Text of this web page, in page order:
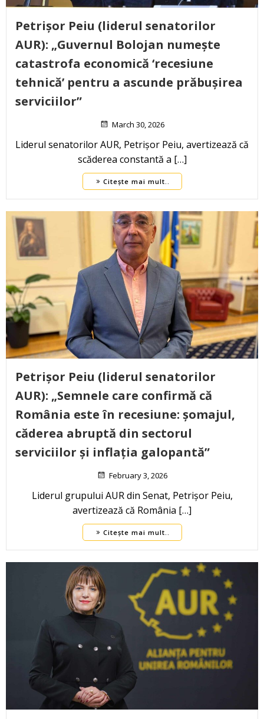
Petrișor Peiu (liderul senatorilor
AUR): „Guvernul Bolojan numește
catastrofa economică ‘recesiune
tehnică’ pentru a ascunde prăbușirea
serviciilor”
March 30, 2026
Liderul senatorilor AUR, Petrișor Peiu, avertizează că
scăderea constantă a […]
Citește mai mult..
Petrișor Peiu (liderul senatorilor
AUR): „Semnele care confirmă că
România este în recesiune: șomajul,
căderea abruptă din sectorul
serviciilor și inflația galopantă”
February 3, 2026
Liderul grupului AUR din Senat, Petrișor Peiu,
avertizează că România […]
Citește mai mult..